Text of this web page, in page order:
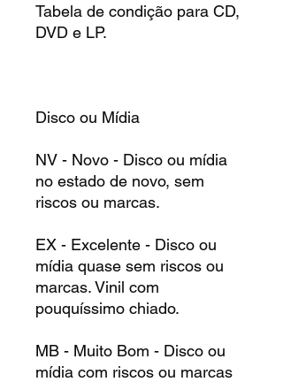
Tabela de condição para CD,
DVD e LP.
Disco ou Mídia
NV - Novo - Disco ou mídia
no estado de novo, sem
riscos ou marcas.
EX - Excelente - Disco ou
mídia quase sem riscos ou
marcas. Vinil com
pouquíssimo chiado.
MB - Muito Bom - Disco ou
mídia com riscos ou marcas